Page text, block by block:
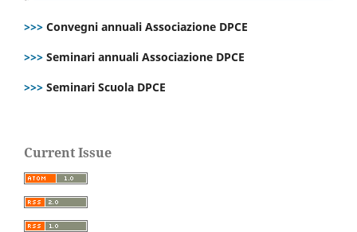
>>> Convegni annuali Associazione DPCE
>>> Seminari annuali Associazione DPCE
>>> Seminari Scuola DPCE
Current Issue